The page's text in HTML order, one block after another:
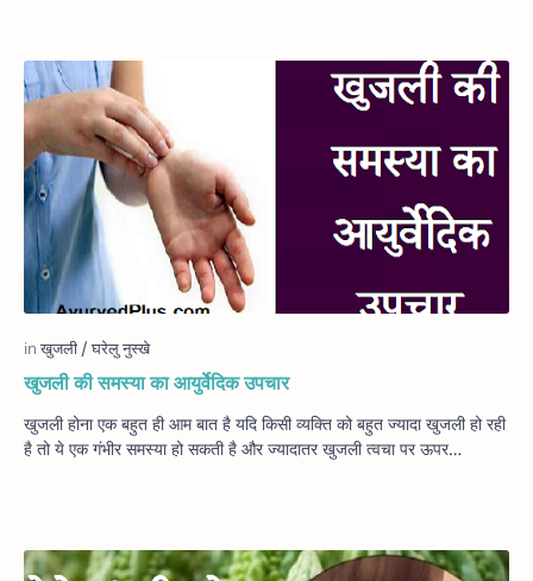
खुजली की समस्‍या का आयुर्वेदिक उपचार
खुजली होना एक बहुत ही आम बात है यदि किसी व्यक्ति को बहुत ज्यादा खुजली हो रही
है तो ये एक गंभीर समस्या हो सकती है और ज्यादातर खुजली त्वचा पर ऊपर…